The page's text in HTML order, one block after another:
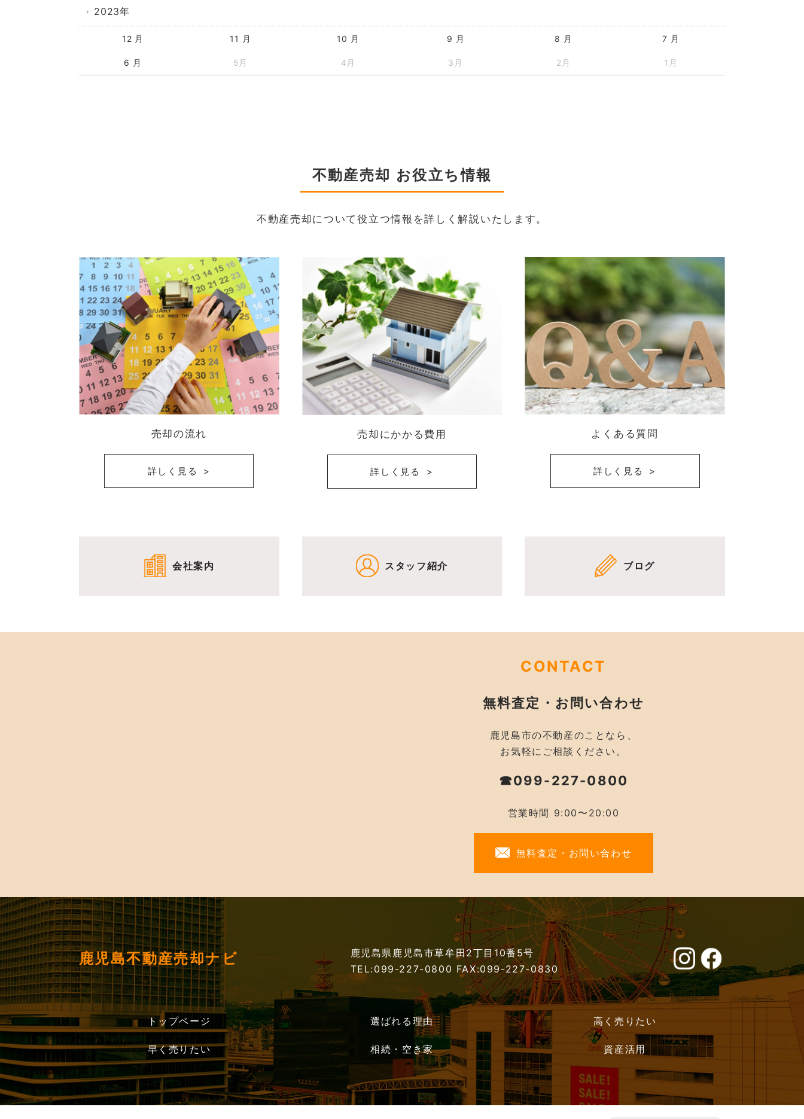
2023年
12 月 11 月 10 月 9 月 8 月 7 月
6 月 5月 4月 3月 2月 1月
不動産売却 お役立ち情報
不動産売却について役立つ情報を詳しく解説いたします。
売却の流れ
詳しく見る
売却にかかる費用
詳しく見る
よくある質問
詳しく見る
会社案内 スタッフ紹介 ブログ
CONTACT
無料査定・お問い合わせ
鹿児島市の不動産のことなら、
お気軽にご相談ください。
☎099-227-0800
営業時間 9:00〜20:00
無料査定・お問い合わせ
鹿児島不動産売却ナビ
鹿児島県鹿児島市草牟田2丁目10番5号
TEL:099-227-0800 FAX:099-227-0830
トップページ 選ばれる理由 高く売りたい
早く売りたい 相続・空き家 資産活用